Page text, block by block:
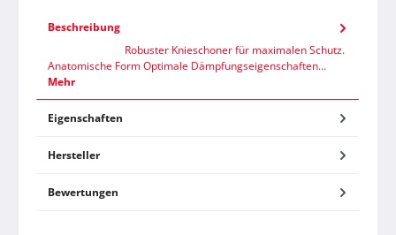
Beschreibung
Robuster Knieschoner für maximalen Schutz.
Anatomische Form Optimale Dämpfungseigenschaften…
Mehr
Eigenschaften
Hersteller
Bewertungen